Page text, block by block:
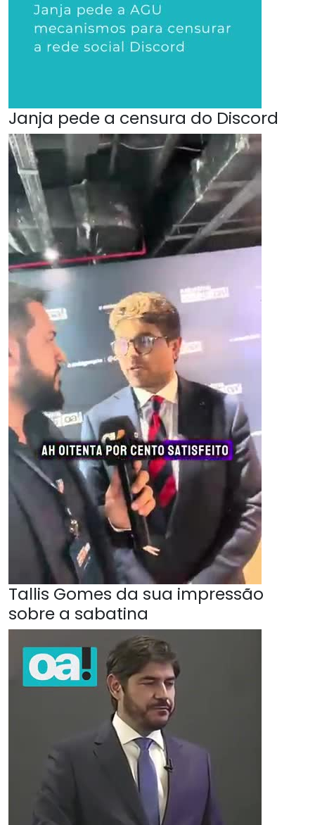
Janja pede a censura do Discord
Tallis Gomes da sua impressão
sobre a sabatina